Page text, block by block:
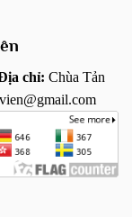
chỉ: Chùa Tản